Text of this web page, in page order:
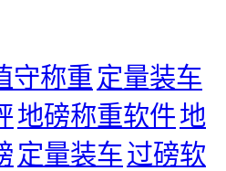
守称重 定量装车
地磅称重软件地
定量装车过磅软